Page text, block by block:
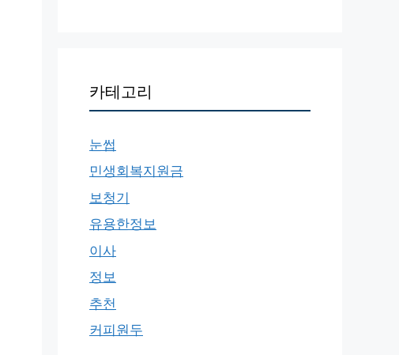
카테고리
눈썹
민생회복지원금
보청기
유용한정보
이사
정보
추천
커피원두